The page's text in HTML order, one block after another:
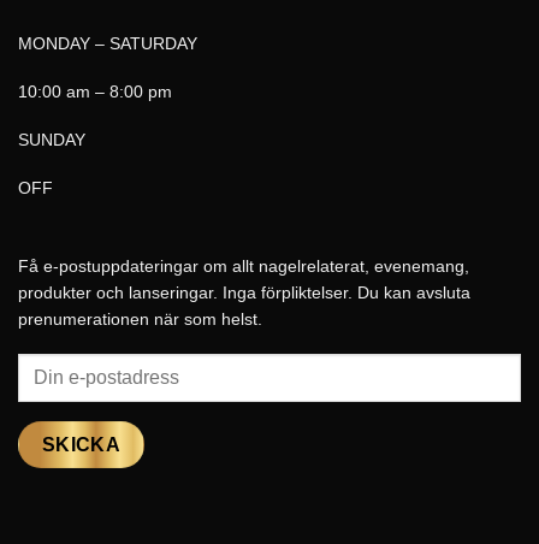
MONDAY – SATURDAY
10:00 am – 8:00 pm
SUNDAY
OFF
Få e-postuppdateringar om allt nagelrelaterat, evenemang,
produkter och lanseringar. Inga förpliktelser. Du kan avsluta
prenumerationen när som helst.